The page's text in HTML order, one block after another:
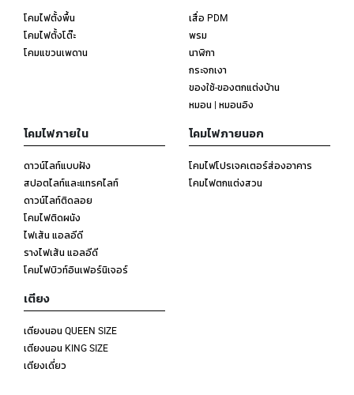
โคมไฟตั้งพื้น
โคมไฟตั้งโต๊ะ
โคมแขวนเพดาน
เสื่อ PDM
พรม
นาฬิกา
กระจกเงา
ของใช้-ของตกแต่งบ้าน
หมอน | หมอนอิง
โคมไฟภายใน
ดาวน์ไลท์แบบฝัง
สปอตไลท์และแทรคไลท์
ดาวน์ไลท์ติดลอย
โคมไฟติดผนัง
ไฟเส้น แอลอีดี
รางไฟเส้น แอลอีดี
โคมไฟบิวท์อินเฟอร์นิเจอร์
โคมไฟภายนอก
โคมไฟโปรเจคเตอร์ส่องอาคาร
โคมไฟตกแต่งสวน
เตียง
เตียงนอน QUEEN SIZE
เตียงนอน KING SIZE
เตียงเดี่ยว